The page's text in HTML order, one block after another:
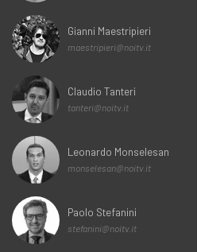
Gianni Maestripieri
maestripieri@noitv.it
Claudio Tanteri
tanteri@noitv.it
Leonardo Monselesan
monselesan@noitv.it
Paolo Stefanini
stefanini@noitv.it